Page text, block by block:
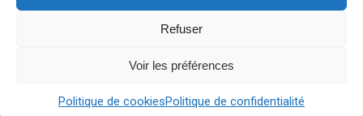
Refuser
Voir les préférences
Politique de cookiesPolitique de confidentialité
Contact